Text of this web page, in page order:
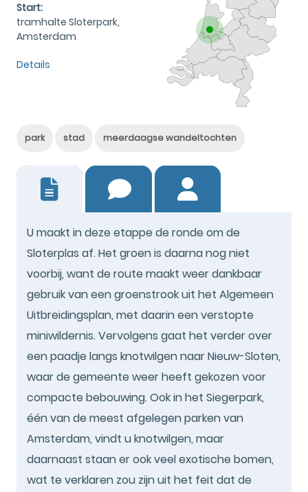
Start:
tramhalte Sloterpark,
Amsterdam
Details
park stad meerdaagse wandeltochten
U maakt in deze etappe de ronde om de
Sloterplas af. Het groen is daarna nog niet
voorbij, want de route maakt weer dankbaar
gebruik van een groenstrook uit het Algemeen
Uitbreidingsplan, met daarin een verstopte
miniwildernis. Vervolgens gaat het verder over
een paadje langs knotwilgen naar Nieuw-Sloten,
waar de gemeente weer heeft gekozen voor
compacte bebouwing. Ook in het Siegerpark,
één van de meest afgelegen parken van
Amsterdam, vindt u knotwilgen, maar
daarnaast staan er ook veel exotische bomen,
wat te verklaren zou zijn uit het feit dat de